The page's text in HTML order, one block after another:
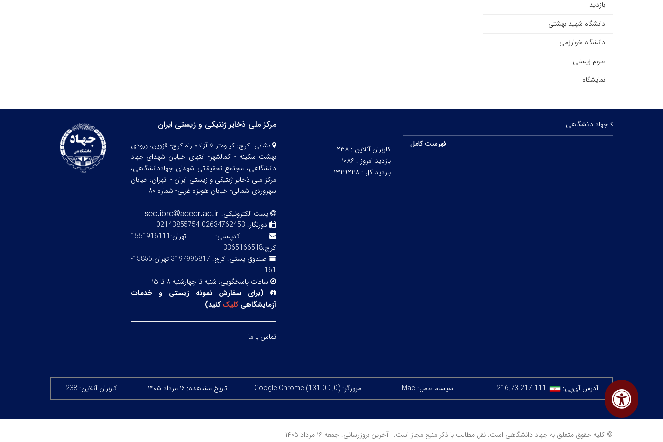
بازدید
دانشگاه شهید بهشتی
دانشگاه خوارزمی
علوم زیستی
نمایشگاه
جهاد دانشگاهی
فهرست کامل
کاربران آنلاین : ۲۳۸
بازدید امروز : ۱۰۸۶
بازدید کل : ۱۳۴۹۲۴۸
مرکز ملی ذخایر ژنتیکی و زیستی ایران
نشانی:
کرج: کیلومتر ۵ آزاده راه کرج- قزوین، ورودی
بهشت سکینه - کمالشهر- انتهای خیابان شهدای جهاد
دانشگاهی، مجتمع تحقیقاتی شهدای جهاددانشگاهی،
مرکز ملی ذخایر ژنتیکی و زیستی ایران - تهران: خیابان
سهروردی شمالی- خیابان هویزه غربی- شماره ۸۰
پست الکترونیکی:
دورنگار: 02634762453 02143855754
کدپستی:
تهران:1551916111
کرج:3365166518
صندوق پستی:
کرج: 3197996817 تهران:15855-
161
ساعات پاسخگویی: شنبه تا چهارشنبه ۸ تا ۱۵
(برای سفارش نمونه زیستی و خدمات
آزمایشگاهیکلیککنید)
تماس با ما
آدرس آی‌پی: 216.73.217.111 سیستم عامل: Mac مرورگر: Google Chrome (131.0.0.0) تاریخ مشاهده: ۱۶ مرداد ۱۴۰۵ کاربران آنلاین: 238
© کلیه حقوق متعلق به جهاد دانشگاهی است. نقل مطالب با ذکر منبع مجاز است. | آخرین بروزرسانی: جمعه ۱۶ مرداد ۱۴۰۵